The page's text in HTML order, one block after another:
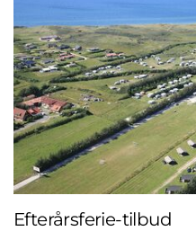
Efterårsferie-tilbud